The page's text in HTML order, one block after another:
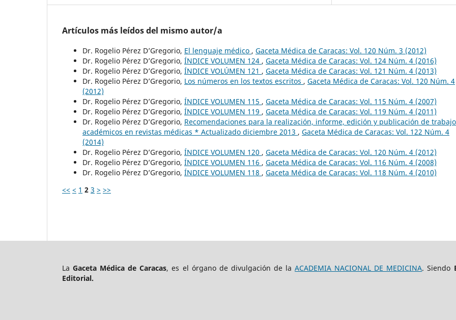
Artículos más leídos del mismo autor/a
Dr. Rogelio Pérez D’Gregorio, El lenguaje médico , Gaceta Médica de Caracas: Vol. 120 Núm. 3 (2012)
Dr. Rogelio Pérez D’Gregorio, ÍNDICE VOLUMEN 124 , Gaceta Médica de Caracas: Vol. 124 Núm. 4 (2016)
Dr. Rogelio Pérez D’Gregorio, ÍNDICE VOLÚMEN 121 , Gaceta Médica de Caracas: Vol. 121 Núm. 4 (2013)
Dr. Rogelio Pérez D’Gregorio, Los números en los textos escritos , Gaceta Médica de Caracas: Vol. 120 Núm. 4
(2012)
Dr. Rogelio Pérez D’Gregorio, ÍNDICE VOLUMEN 115 , Gaceta Médica de Caracas: Vol. 115 Núm. 4 (2007)
Dr. Rogelio Pérez D’Gregorio, ÍNDICE VOLUMEN 119 , Gaceta Médica de Caracas: Vol. 119 Núm. 4 (2011)
Dr. Rogelio Pérez D’Gregorio, Recomendaciones para la realización, informe, edición y publicación de
académicos en revistas médicas * Actualizado diciembre 2013 , Gaceta Médica de Caracas: Vol. 122 Núm. 4
(2014)
Dr. Rogelio Pérez D’Gregorio, ÍNDICE VOLUMEN 120 , Gaceta Médica de Caracas: Vol. 120 Núm. 4 (2012)
Dr. Rogelio Pérez D’Gregorio, ÍNDICE VOLUMEN 116 , Gaceta Médica de Caracas: Vol. 116 Núm. 4 (2008)
Dr. Rogelio Pérez D’Gregorio, ÍNDICE VOLUMEN 118 , Gaceta Médica de Caracas: Vol. 118 Núm. 4 (2010)
<< < 1 2 3 > >>
LaGaceta Médica de Caracas, es el órgano de divulgación de laACADEMIA NACIONAL DE MEDICINA. Siendo
Editorial.